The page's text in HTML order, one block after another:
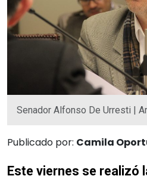
Senador Alfonso De Urresti |
Publicado por: Camila
Este viernes se realizó